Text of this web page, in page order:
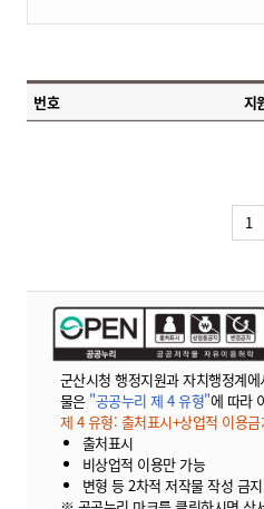
번호 지
1
군산시청 행정지원과 자치행정계
물은 "공공누리 제 4 유형"에 따라
제 4 유형: 출처표시+상업적 이용
출처표시
비상업적 이용만 가능
변형 등 2차적 저작물 작성 금지